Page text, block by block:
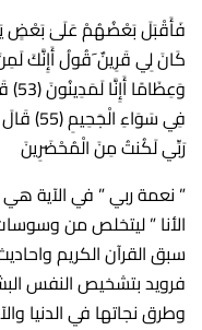
رَبِّي لَكُنتُ مِنَ الْمُحْضَرِينَ
” نعمة ربي ” في الآية هي
الأنا ” ليتخلص من
سبق القرآن الكريم
فرويد بتشخيص النفس
وطرق نجاتها في الدنيا